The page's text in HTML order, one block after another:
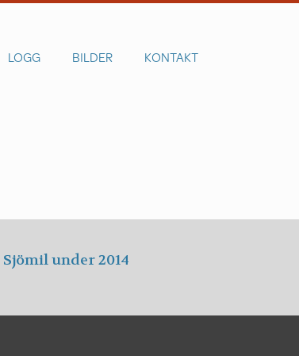
LOGG BILDER KONTAKT
Sjömil under 2014